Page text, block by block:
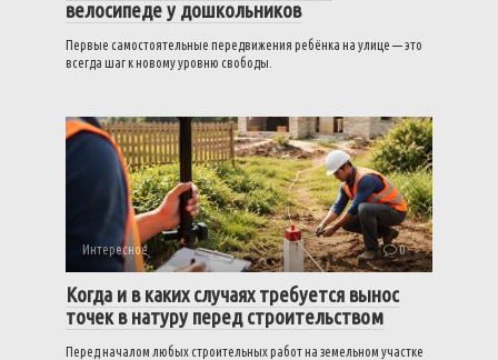
велосипеде у дошкольников
Первые самостоятельные передвижения ребёнка на улице — это
всегда шаг к новому уровню свободы.
Интересное 0
Когда и в каких случаях требуется вынос
точек в натуру перед строительством
Перед началом любых строительных работ на земельном участке